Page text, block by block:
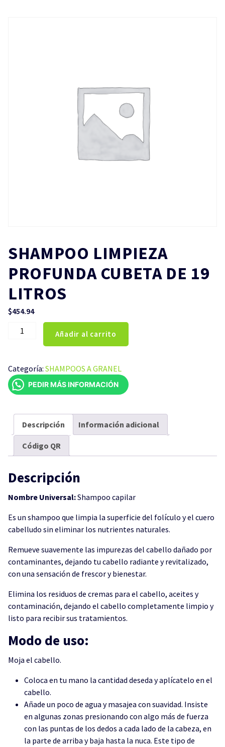
SHAMPOO LIMPIEZA
PROFUNDA CUBETA DE 19
LITROS
$454.94
SHAMPOO
CUBETA
DE
19
cantidad
Añadir al carrito
Categoría: SHAMPOOS A GRANEL
PEDIR MÁS INFORMACIÓN
Descripción Información adicional
Código QR
Descripción
Nombre Universal:Shampoo capilar
Es un shampoo que limpia la superficie del folículo y el cuero
cabelludo sin eliminar los nutrientes naturales.
Remueve suavemente las impurezas del cabello dañado por
contaminantes, dejando tu cabello radiante y revitalizado,
con una sensación de frescor y bienestar.
Elimina los residuos de cremas para el cabeIlo, aceites y
contaminación, dejando el cabello completamente limpio y
listo para recibir sus tratamientos.
Modo de uso:
Moja el cabello.
Coloca en tu mano la cantidad deseda y aplícatelo en el
cabello.
Añade un poco de agua y masajea con suavidad. Insiste
en algunas zonas presionando con algo más de fuerza
con las puntas de los dedos a cada lado de la cabeza, en
la parte de arriba y baja hasta la nuca. Este tipo de